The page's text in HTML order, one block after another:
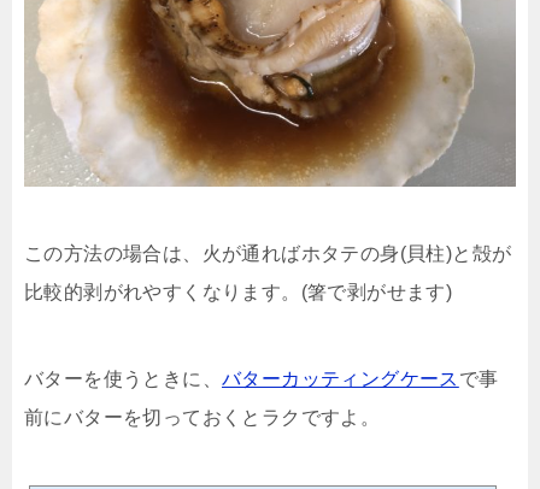
この方法の場合は、火が通ればホタテの身(貝柱)と殻が
比較的剥がれやすくなります。(箸で剥がせます)
バターを使うときに、 バターカッティングケース で事
前にバターを切っておくとラクですよ。